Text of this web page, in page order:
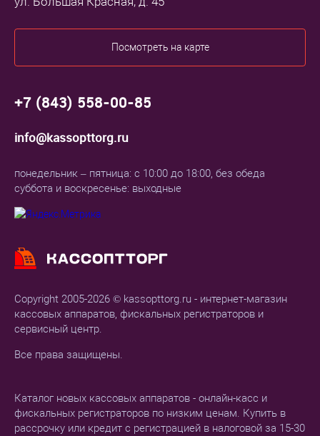
Copyright 2005-2026 © kassopttorg.ru - интернет-магазин
кассовых аппаратов, фискальных регистраторов и
сервисный центр.
Все права защищены.
Каталог новых кассовых аппаратов - онлайн-касс и
фискальных регистраторов по низким ценам. Купить в
рассрочку или кредит с регистрацией в налоговой за 15-30
Посмотреть на карте
+7 (843) 558-00-85
info@kassopttorg.ru
понедельник – пятница: с 10:00 до 18:00, без обеда
суббота и воскресенье: выходные